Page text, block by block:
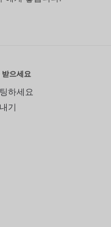
으세요
하세요
기